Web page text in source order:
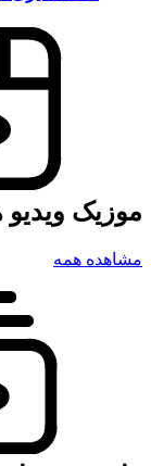
موزیک
مشاهده همه